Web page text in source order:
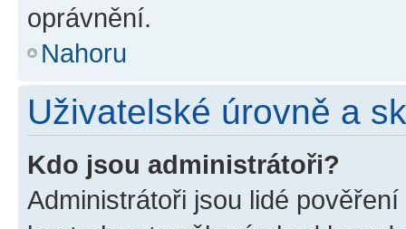
oprávnění.
Nahoru
Uživatelské úrovně a
Kdo jsou administrátoři?
Administrátoři jsou lidé